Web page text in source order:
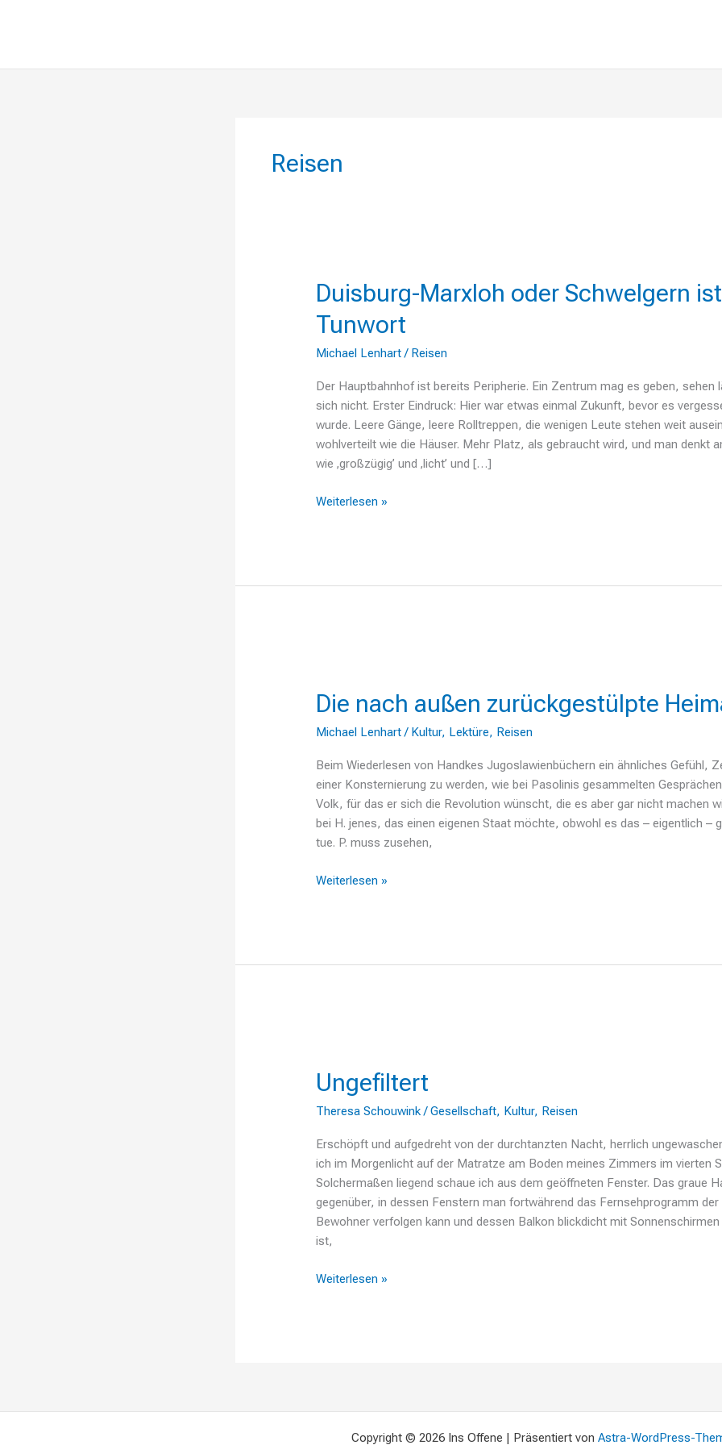
Reisen
Duisburg-Marxloh oder Schwelgern
Tunwort
Michael Lenhart/ Reisen
Der Hauptbahnhof ist bereits Peripherie. Ein Zentrum mag es geben, sehen
sich nicht. Erster Eindruck: Hier war etwas einmal Zukunft, bevor es
wurde. Leere Gänge, leere Rolltreppen, die wenigen Leute stehen weit
wohlverteilt wie die Häuser. Mehr Platz, als gebraucht wird, und man denkt
wie ‚großzügig’ und ‚licht’ und […]
Duisburg-
Marxloh
oder
ein
Tunwort
Weiterlesen »
Die nach außen zurückgestülpte
Michael Lenhart/ Kultur, Lektüre, Reisen
Beim Wiederlesen von Handkes Jugoslawienbüchern ein ähnliches Gefühl,
einer Konsternierung zu werden, wie bei Pasolinis gesammelten
Volk, für das er sich die Revolution wünscht, die es aber gar nicht machen
bei H. jenes, das einen eigenen Staat möchte, obwohl es das – eigentlich –
tue. P. muss zusehen,
außen
Heimat
Weiterlesen »
Ungefiltert
Theresa Schouwink/Gesellschaft, Kultur, Reisen
Erschöpft und aufgedreht von der durchtanzten Nacht, herrlich
ich im Morgenlicht auf der Matratze am Boden meines Zimmers im vierten
Solchermaßen liegend schaue ich aus dem geöffneten Fenster. Das graue
gegenüber, in dessen Fenstern man fortwährend das Fernsehprogramm der
Bewohner verfolgen kann und dessen Balkon blickdicht mit
ist,
Weiterlesen »
Copyright © 2026 Ins Offene | Präsentiert von Astra-WordPress-